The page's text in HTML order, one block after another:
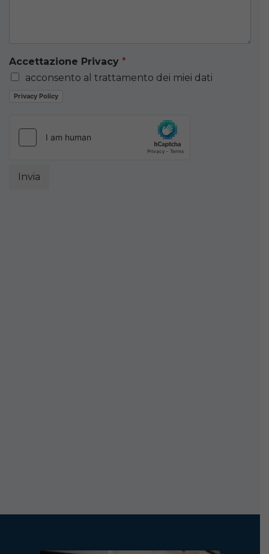
Accettazione Privacy *
acconsento al trattamento dei miei dati
Privacy Policy
Invia